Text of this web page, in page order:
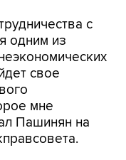
с
одним из
свое
мне
Пашинян на